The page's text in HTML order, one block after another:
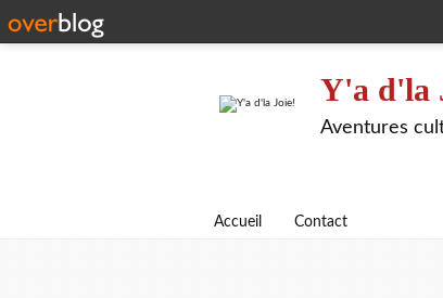
Y'a d'la
Aventures
Accueil Contact